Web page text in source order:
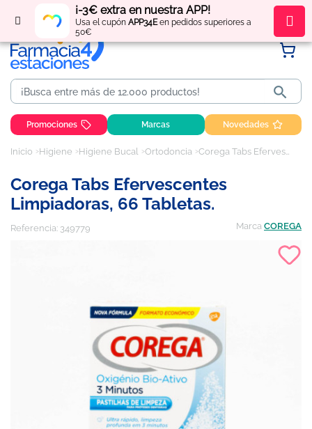
¡-3€ extra en nuestra APP!
Usa el cupón APP34Een pedidos superiores a
50€
Regístratey obténpuntos por tus compras

Promociones Marcas Novedades
Inicio Higiene Higiene Bucal Ortodoncia Corega Tabs Efervescentes limpiadoras, 66 tabletas.
Corega Tabs Efervescentes
Limpiadoras, 66 Tabletas.
Referencia: 349779 Marca COREGA